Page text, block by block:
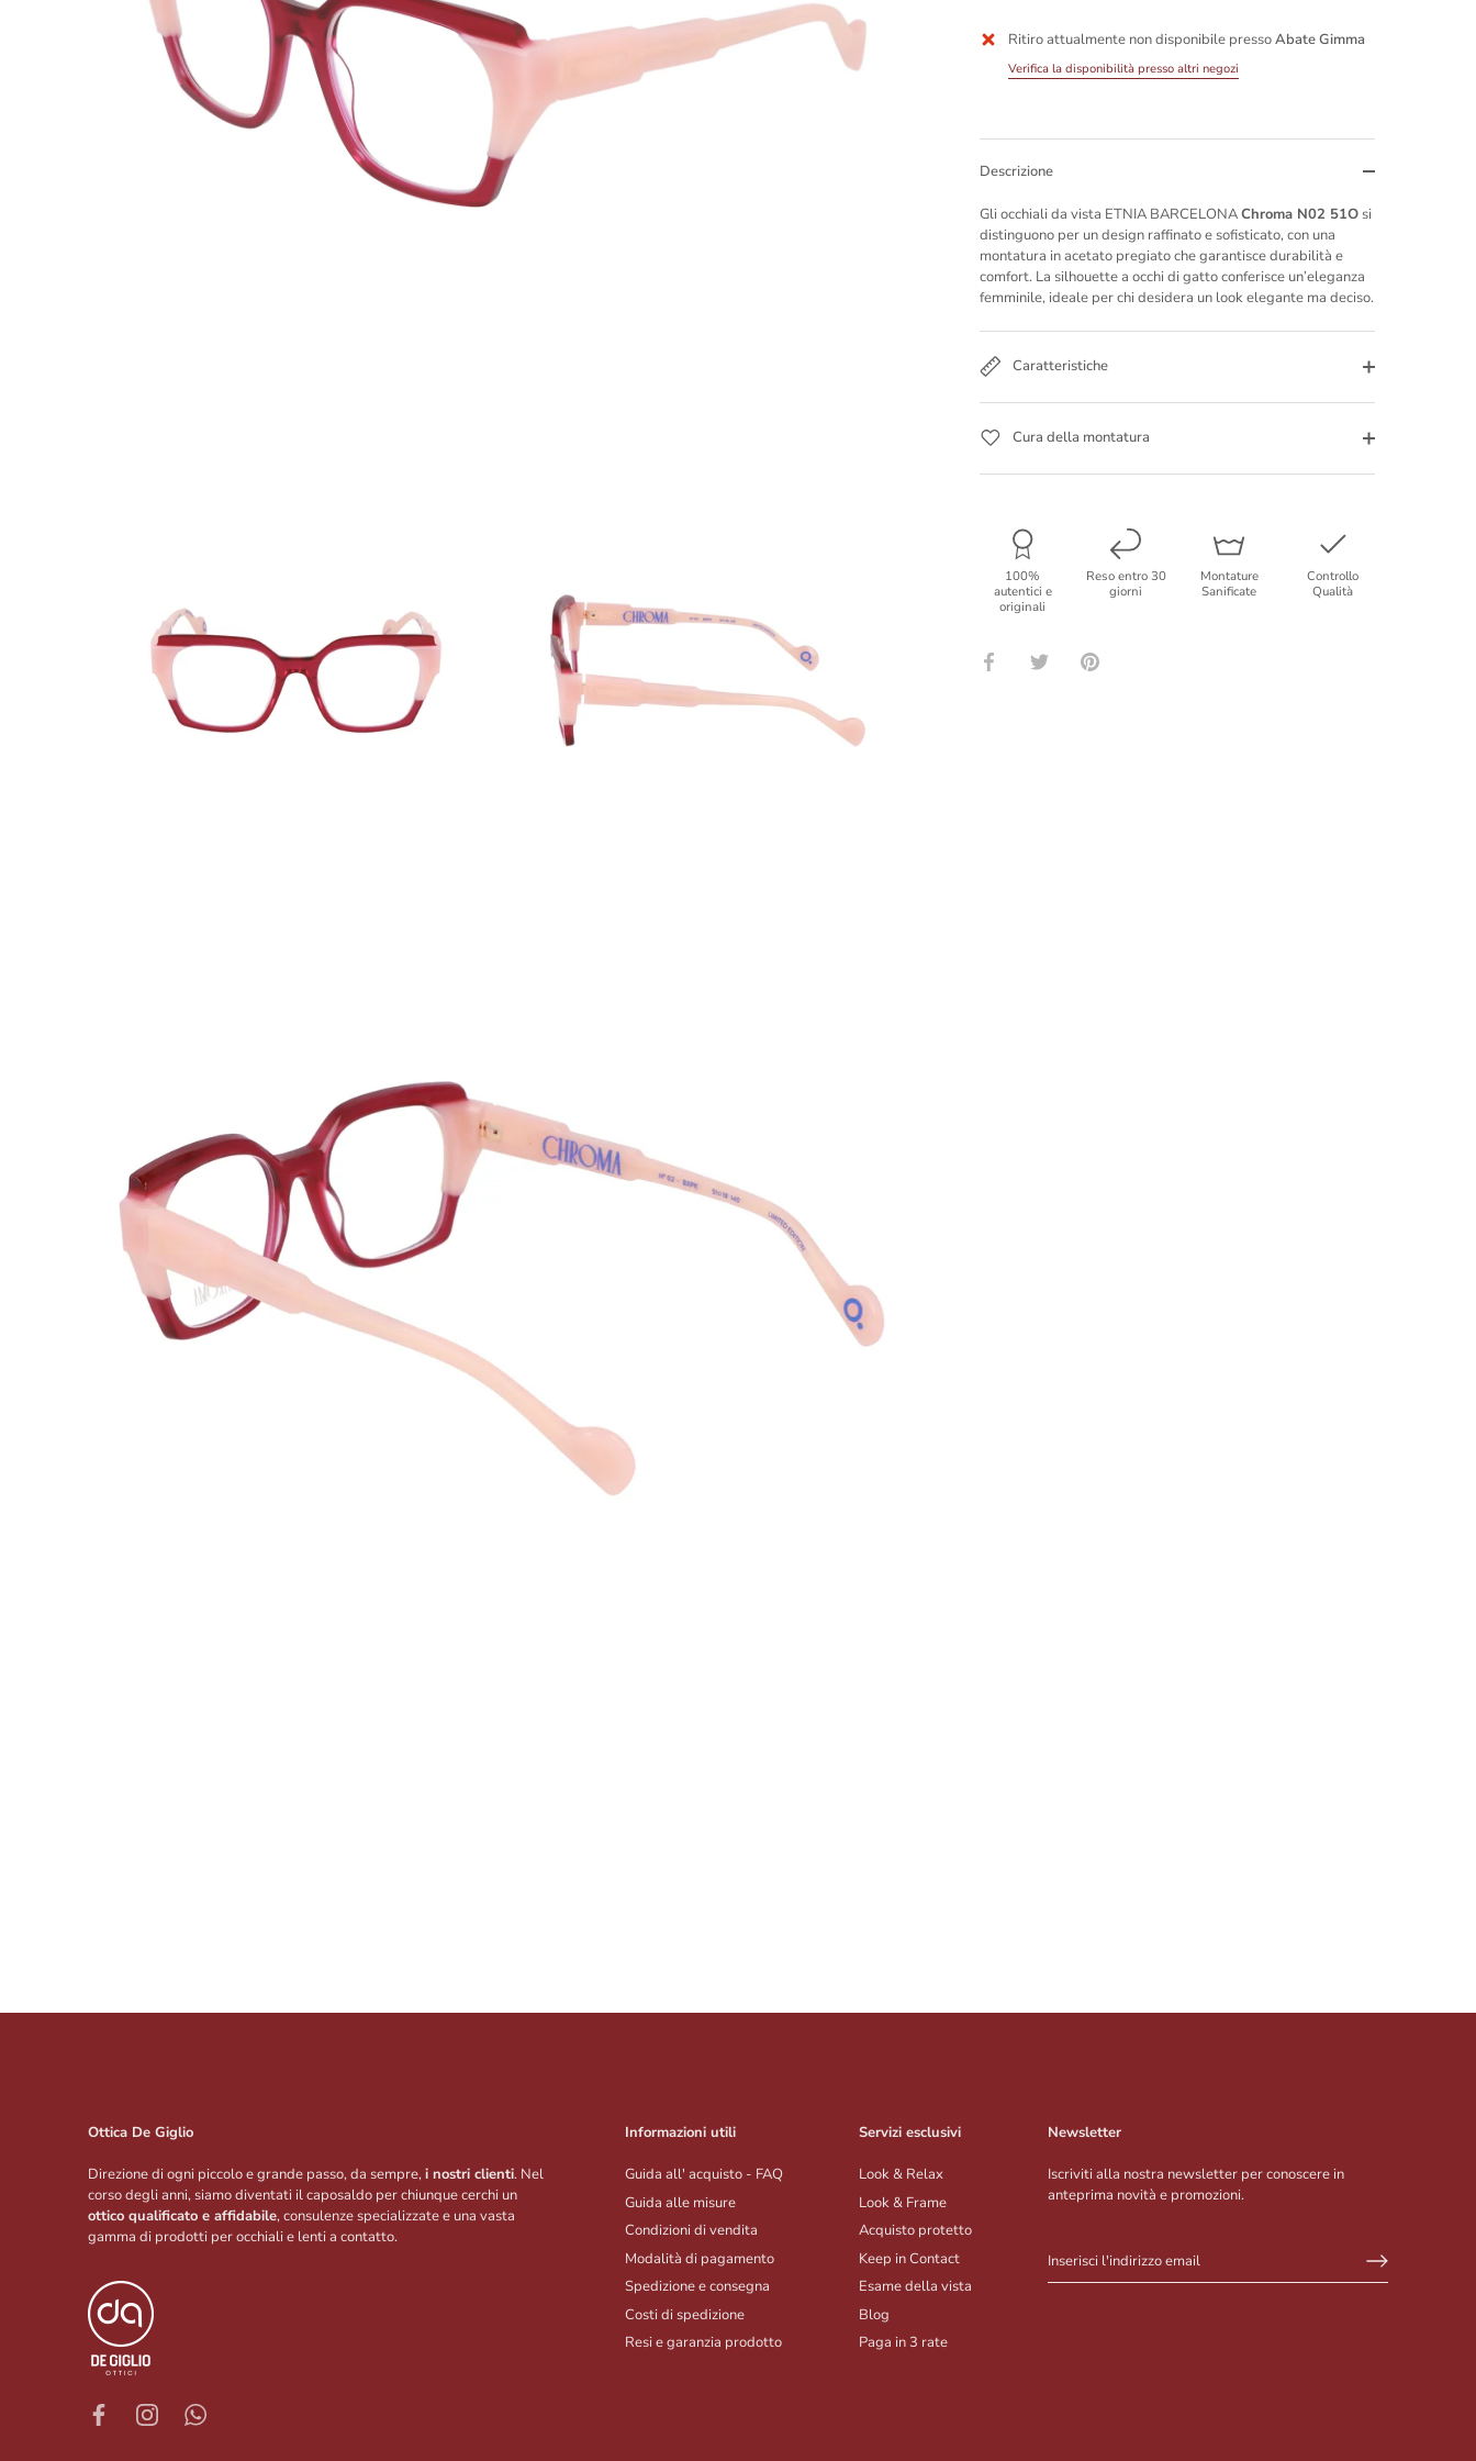
Altre opzioni di pagamento
Ritiro attualmente non disponibile pressoAbate Gimma
Verifica la disponibilità presso altri negozi
Descrizione
Gli occhiali da vista ETNIA BARCELONAChroma N02 51Osi
distinguono per un design raffinato e sofisticato, con una
montatura in acetato pregiato che garantisce durabilità e
comfort. La silhouette a occhi di gatto conferisce un’eleganza
femminile, ideale per chi desidera un look elegante ma deciso.
Caratteristiche
Cura della montatura
100%
autentici e
originali
Reso entro 30
giorni
Montature
Sanificate
Controllo
Qualità
CondividiCondividiCondividi
Ottica De Giglio
Direzione di ogni piccolo e grande passo, da sempre,i nostri clienti. Nel
corso degli anni, siamo diventati il caposaldo per chiunque cerchi un
ottico qualificato e affidabile, consulenze specializzate e una vasta
gamma di prodotti per occhiali e lenti a contatto.
Informazioni utili
Guida all' acquisto - FAQ
Guida alle misure
Condizioni di vendita
Modalità di pagamento
Spedizione e consegna
Costi di spedizione
Resi e garanzia prodotto
Servizi esclusivi
Look & Relax
Look & Frame
Acquisto protetto
Keep in Contact
Esame della vista
Blog
Paga in 3 rate
Newsletter
Iscriviti alla nostra newsletter per conoscere in
anteprima novità e promozioni.